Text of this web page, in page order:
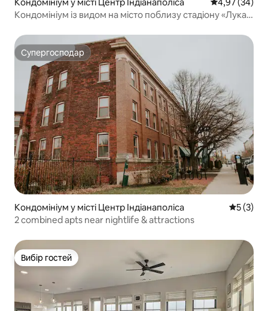
Кондомініум із видом на місто поблизу стадіону «Лукас
Супергосподар
Супергосподар
Кондомініум у місті Центр Індіанаполіса Середня
5 (3)
2 combined apts near nightlife & attractions
Вибір гостей
Вибір гостей